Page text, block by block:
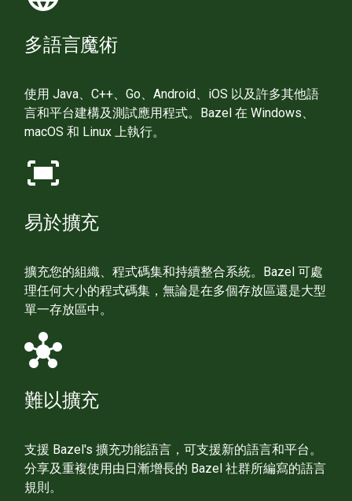
多語言魔術
使用 Java、C++、Go、Android、iOS 以及許多其他語
言和平台建構及測試應用程式。Bazel 在 Windows、
macOS 和 Linux 上執行。
fit_screen
易於擴充
擴充您的組織、程式碼集和持續整合系統。Bazel 可處
理任何大小的程式碼集，無論是在多個存放區還是大型
單一存放區中。
hub
難以擴充
支援 Bazel's 擴充功能語言，可支援新的語言和平台。
分享及重複使用由日漸增長的 Bazel 社群所編寫的語言
規則。